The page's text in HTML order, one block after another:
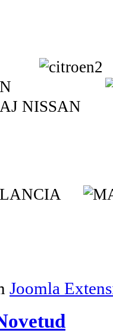
Joomla